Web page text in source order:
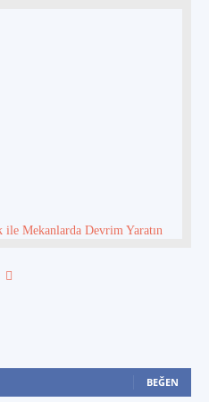
Mekanlarda Devrim Yaratın
BEĞEN